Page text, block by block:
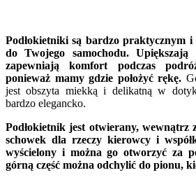
Podłokietniki są bardzo praktycznym
do Twojego samochodu.
zapewniają komfort podczas
ponieważ mamy gdzie położyć rękę.
jest obszyta miekką i delikatną w
bardzo elegancko.
Podłokietnik jest otwierany, wewnątrz
schowek dla rzeczy kierowcy i
wyścielony i można go otworzyć za
górną część można odchylić do pionu,